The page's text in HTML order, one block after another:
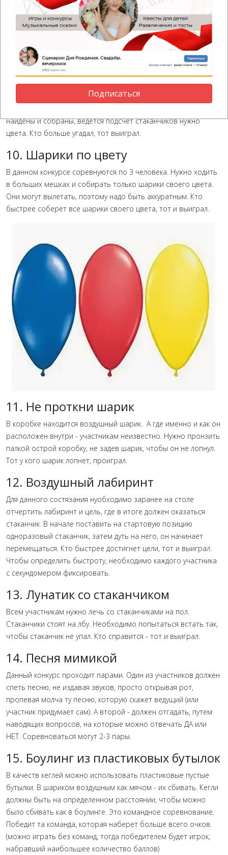
Все участники садятся на стулья в круг. Руки за голову. Локтями
нужно прижимать шарик воздушный и передавать по кругу так,
чтобы не лопнул и не упал шарик. Кто уронит - выбывает.
Победит тот, кто пройдет до конца это задание.
9. Стаканчики наугад
Перед участниками лежат стаканчики двух цветов.
Соревнуются по парам. С закрыми глазами нужно сложить
найдены и собраны, ведется подсчет стаканчиков нужно
цвета. Кто больше угадал, тот выиграл.
10. Шарики по цвету
В данном конкурсе соревнуются по 3 человека. Нужно ходить
в больших мешках и собирать только шарики своего цвета.
Они могут вылетать, поэтому надо быть аккуратным. Кто
быстрее соберет все шарики своего цвета, тот и выиграл.
11. Не проткни шарик
В коробке находится воздушный шарик. А где именно и как он
расположен внутри - участникам неизвестно. Нужно пронзить
палкой острой коробку, не задев шарик, чтобы он не лопнул.
Тот у кого шарик лопнет, проиграл.
12. Воздушный лабиринт
Для данного состязания нуобходимо заранее на столе
отчертить лабиринт и цель, где в итоге должен оказаться
стаканчик. В начале поставить на стартовую позицию
одноразовый стаканчик, затем дуть на него, он начинает
перемещаться. Кто быстрее достигнет цели, тот и выиграл.
Чтобы определить быстроту, необходимо каждого участника
с секундомером фиксировать.
13. Лунатик со стаканчиком
Всем участникам нужно лечь со стаканчиками на пол.
Стаканчики стоят на лбу. Необходимо попытаться встать так,
чтобы стаканчик не упал. Кто справится - тот и выиграл.
14. Песня мимикой
Данный конкурс проходит парами. Один из участников должен
спеть песню, не издавая звуков, просто открывая рот,
пропевая молча ту песню, которую скажет ведущий (или
участник придумает сам). А второй - должен отгадать, путем
наводящих вопросов, на которые можно отвечать ДА или
НЕТ. Соревноваться могут 2-3 пары.
15. Боулинг из пластиковых бутылок
В качеств кеглей можно использовать пластиковые пустые
бутылки. В шариком воздушным как мячом - их сбивать. Кегли
должны быть на определенном расстоянии, чтобы можно
было сбивать как в боулинге. Это командное соревнование.
Победит та команда, которая наберет больше всего очков.
(можно играть без команд, тогда победителем будет игрок,
набравший наибольшее количество баллов)
Подписаться